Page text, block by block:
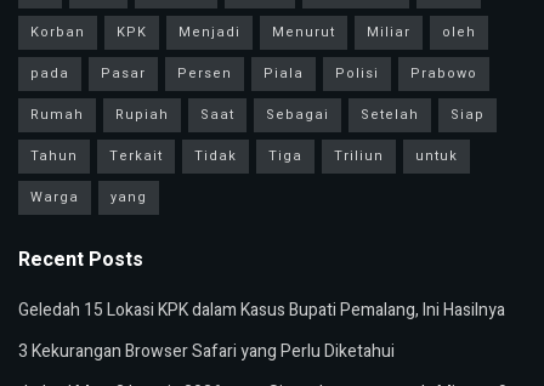
Korban
KPK Menjadi Menurut Miliar
oleh
pada
Pasar Persen Piala Polisi
Prabowo
Rumah
Rupiah Saat Sebagai Setelah
Siap
Tahun
Terkait Tidak Tiga Triliun
untuk
Warga
yang
Recent Posts
Geledah 15 Lokasi KPK dalam Kasus Bupati Pemalang, Ini Hasilnya
3 Kekurangan Browser Safari yang Perlu Diketahui